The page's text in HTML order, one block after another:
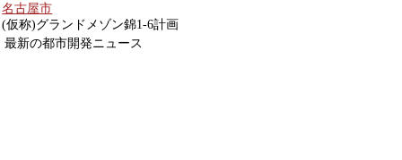
名古屋市
(仮称)グランドメゾン錦1-6計画
最新の都市開発ニュース